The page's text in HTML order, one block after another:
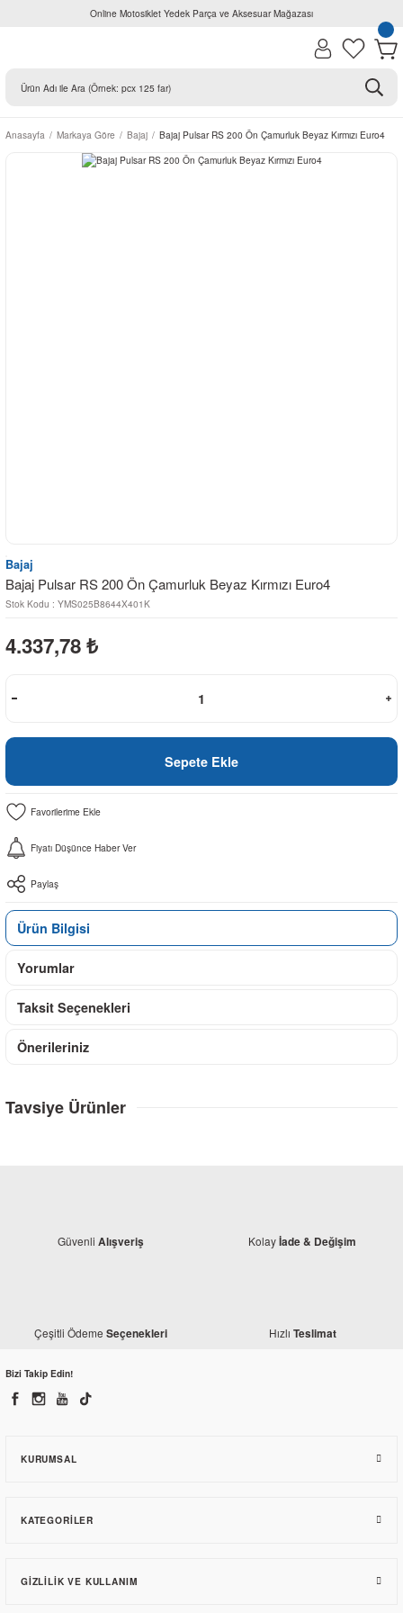
Online Motosiklet Yedek Parça ve Aksesuar Mağazası
Anasayfa Markaya Göre Bajaj Bajaj Pulsar RS 200 Ön Çamurluk Beyaz Kırmızı Euro4
Bajaj
Bajaj Pulsar RS 200 Ön Çamurluk Beyaz Kırmızı Euro4
Stok Kodu : YMS025B8644X401K
4.337,78 ₺
Sepete Ekle
Fiyatı Düşünce Haber Ver
Paylaş
Ürün Bilgisi
Yorumlar
Taksit Seçenekleri
Önerileriniz
Tavsiye Ürünler
Güvenli Alışveriş Kolayİade & Değişim
Çeşitli Ödeme Seçenekleri Hızlı Teslimat
Bizi Takip Edin!
KURUMSAL
KATEGORILER
GIZLILIK VE KULLANIM